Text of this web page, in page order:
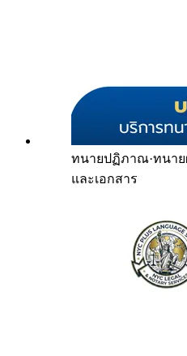
ทนายปฏิภาณ·ทนา
และเอกสาร